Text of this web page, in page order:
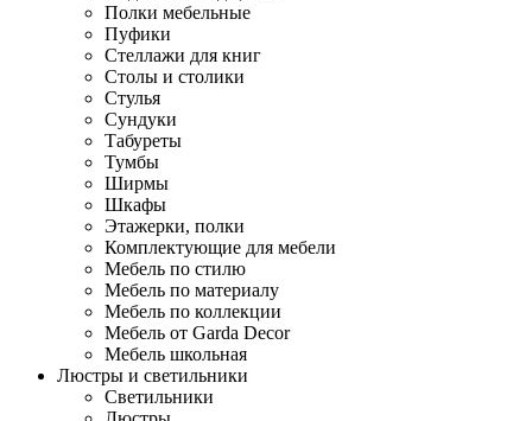
Полки мебельные
Пуфики
Стеллажи для книг
Столы и столики
Стулья
Сундуки
Табуреты
Тумбы
Ширмы
Шкафы
Этажерки, полки
Комплектующие для мебели
Мебель по стилю
Мебель по материалу
Мебель по коллекции
Мебель от Garda Decor
Мебель школьная
Люстры и светильники
Светильники